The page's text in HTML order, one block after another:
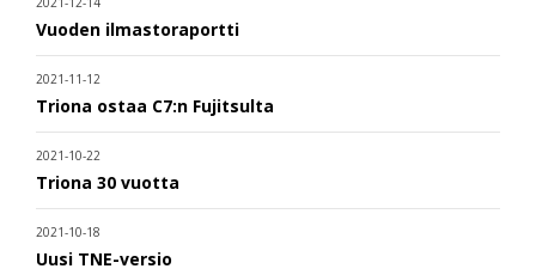
Vuoden ilmastoraportti
2021-11-12
Triona ostaa C7:n Fujitsulta
2021-10-22
Triona 30 vuotta
2021-10-18
Uusi TNE-versio